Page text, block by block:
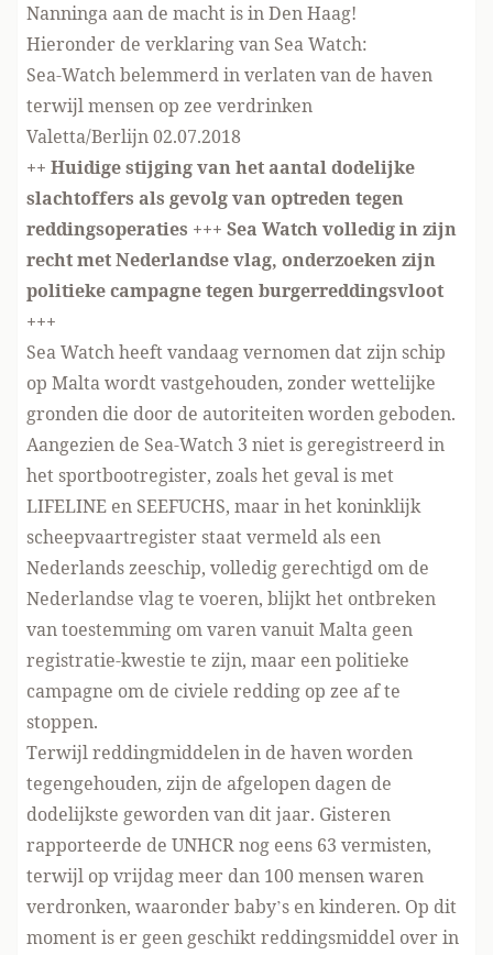
Nanninga aan de macht is in Den Haag!
Hieronder de verklaring van Sea Watch:
Sea-Watch belemmerd in verlaten van de haven
terwijl mensen op zee verdrinken
Valetta/Berlijn 02.07.2018
++ Huidige stijging van het aantal dodelijke
slachtoffers als gevolg van optreden tegen
reddingsoperaties +++ Sea Watch volledig in zijn
recht met Nederlandse vlag, onderzoeken zijn
politieke campagne tegen burgerreddingsvloot
+++
Sea Watch heeft vandaag vernomen dat zijn schip
op Malta wordt vastgehouden, zonder wettelijke
gronden die door de autoriteiten worden geboden.
Aangezien de Sea-Watch 3 niet is geregistreerd in
het sportbootregister, zoals het geval is met
LIFELINE en SEEFUCHS, maar in het koninklijk
scheepvaartregister staat vermeld als een
Nederlands zeeschip, volledig gerechtigd om de
Nederlandse vlag te voeren, blijkt het ontbreken
van toestemming om varen vanuit Malta geen
registratie-kwestie te zijn, maar een politieke
campagne om de civiele redding op zee af te
stoppen.
Terwijl reddingmiddelen in de haven worden
tegengehouden, zijn de afgelopen dagen de
dodelijkste geworden van dit jaar. Gisteren
rapporteerde de UNHCR nog eens 63 vermisten,
terwijl op vrijdag meer dan 100 mensen waren
verdronken, waaronder baby’s en kinderen. Op dit
moment is er geen geschikt reddingsmiddel over in